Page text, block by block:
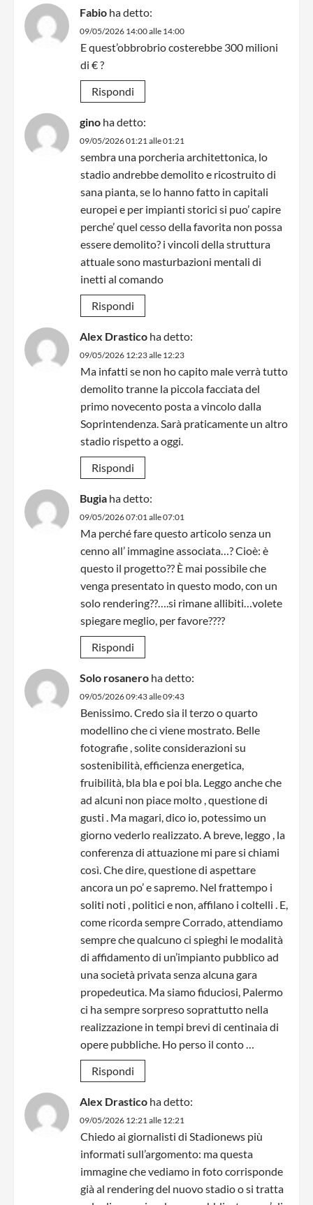
Fabio ha detto:
09/05/2026 14:00 alle 14:00
E quest’obbrobrio costerebbe 300 milioni
di € ?
Rispondi
gino ha detto:
09/05/2026 01:21 alle 01:21
sembra una porcheria architettonica, lo
stadio andrebbe demolito e ricostruito di
sana pianta, se lo hanno fatto in capitali
europei e per impianti storici si puo’ capire
perche’ quel cesso della favorita non possa
essere demolito? i vincoli della struttura
attuale sono masturbazioni mentali di
inetti al comando
Rispondi
Alex Drastico ha detto:
09/05/2026 12:23 alle 12:23
Ma infatti se non ho capito male verrà tutto
demolito tranne la piccola facciata del
primo novecento posta a vincolo dalla
Soprintendenza. Sarà praticamente un altro
stadio rispetto a oggi.
Rispondi
Bugia ha detto:
09/05/2026 07:01 alle 07:01
Ma perché fare questo articolo senza un
cenno all’ immagine associata…? Cioè: è
questo il progetto?? È mai possibile che
venga presentato in questo modo, con un
solo rendering??….si rimane allibiti…volete
spiegare meglio, per favore????
Rispondi
Solo rosanero ha detto:
09/05/2026 09:43 alle 09:43
Benissimo. Credo sia il terzo o quarto
modellino che ci viene mostrato. Belle
fotografie , solite considerazioni su
sostenibilità, efficienza energetica,
fruibilità, bla bla e poi bla. Leggo anche che
ad alcuni non piace molto , questione di
gusti . Ma magari, dico io, potessimo un
giorno vederlo realizzato. A breve, leggo , la
conferenza di attuazione mi pare si chiami
così. Che dire, questione di aspettare
ancora un po’ e sapremo. Nel frattempo i
soliti noti , politici e non, affilano i coltelli . E,
come ricorda sempre Corrado, attendiamo
sempre che qualcuno ci spieghi le modalità
di affidamento di un’impianto pubblico ad
una società privata senza alcuna gara
propedeutica. Ma siamo fiduciosi, Palermo
ci ha sempre sorpreso soprattutto nella
realizzazione in tempi brevi di centinaia di
opere pubbliche. Ho perso il conto …
Rispondi
Alex Drastico ha detto:
09/05/2026 12:21 alle 12:21
Chiedo ai giornalisti di Stadionews più
informati sull’argomento: ma questa
immagine che vediamo in foto corrisponde
già al rendering del nuovo stadio o si tratta